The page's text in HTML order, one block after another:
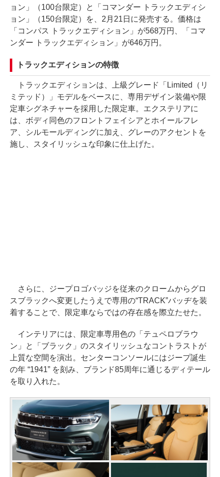
ョン」（100台限定）と「コマンダー トラックエディシ
ョン」（150台限定）を、2月21日に発売する。価格は
「コンパス トラックエディション」が568万円、「コマ
ンダー トラックエディション」が646万円。
トラックエディションの特徴
トラックエディションは、上級グレード「Limited（リ
ミテッド）」モデルをベースに、専用デザイン装備や限
定車シグネチャーを採用した限定車。エクステリアに
は、ボディ同色のフロントフェイシアとホイールフレ
ア、シルモールディングに加え、グレーのアクセントを
施し、スタイリッシュな印象に仕上げた。
さらに、ジープロゴバッジを従来のクロームからグロ
スブラックへ変更したうえで専用の“TRACK”バッヂを装
着することで、限定車ならではの存在感を際立たせた。
インテリアには、限定車専用色の「テュペロブラウ
ン」と「ブラック」のスタイリッシュなコントラストが
上質な空間を演出。センターコンソールにはジープ誕生
の年 “1941” を刻み、ブランド85周年に通じるディテール
を取り入れた。